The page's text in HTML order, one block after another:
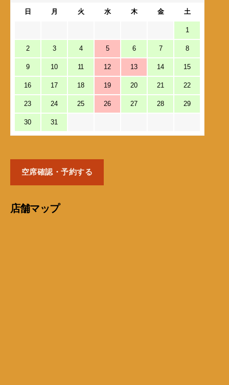
日 月 火 水 木 金 土
1
2 3 4 5 6 7 8
9 10 11 12 13 14 15
16 17 18 19 20 21 22
23 24 25 26 27 28 29
30 31
空席確認・予約する
店舗マップ